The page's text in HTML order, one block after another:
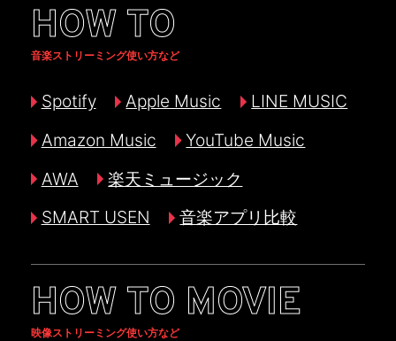
HOW TO
音楽ストリーミング使い方など
Spotify Apple Music
LINE MUSIC
Amazon Music
YouTube Music
AWA
楽天ミュージック
SMART USEN
音楽アプリ比較
HOW TO MOVIE
映像ストリーミング使い方など